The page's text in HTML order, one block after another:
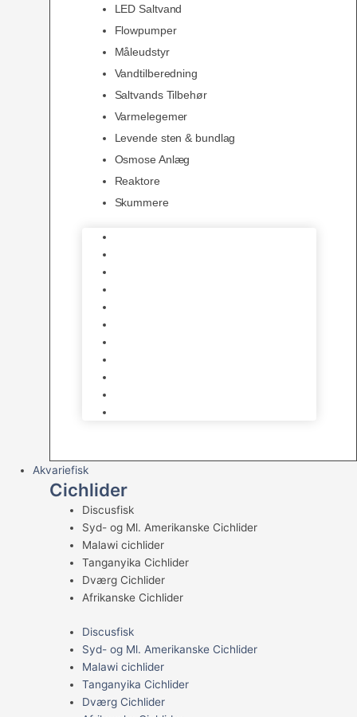
LED Saltvand
Flowpumper
Måleudstyr
Vandtilberedning
Saltvands Tilbehør
Varmelegemer
Levende sten & bundlag
Osmose Anlæg
Reaktore
Skummere
Akvariefisk
Cichlider
Discusfisk
Syd- og Ml. Amerikanske Cichlider
Malawi cichlider
Tanganyika Cichlider
Dværg Cichlider
Afrikanske Cichlider
Discusfisk
Syd- og Ml. Amerikanske Cichlider
Malawi cichlider
Tanganyika Cichlider
Dværg Cichlider